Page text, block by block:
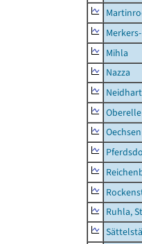
Mihla
Nazza
Oechsen
Ruhla,